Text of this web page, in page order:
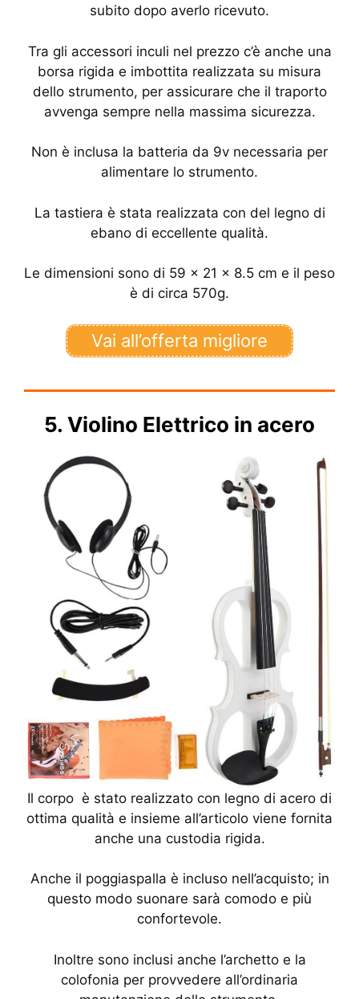
subito dopo averlo ricevuto.
Tra gli accessori inculi nel prezzo c’è anche una
borsa rigida e imbottita realizzata su misura
dello strumento, per assicurare che il traporto
avvenga sempre nella massima sicurezza.
Non è inclusa la batteria da 9v necessaria per
alimentare lo strumento.
La tastiera è stata realizzata con del legno di
ebano di eccellente qualità.
Le dimensioni sono di 59 x 21 x 8.5 cm e il peso
è di circa 570g.
Vai all’offerta migliore
5. Violino Elettrico in acero
Il corpo è stato realizzato con legno di acero di
ottima qualità e insieme all’articolo viene fornita
anche una custodia rigida.
Anche il poggiaspalla è incluso nell’acquisto; in
questo modo suonare sarà comodo e più
confortevole.
Inoltre sono inclusi anche l’archetto e la
colofonia per provvedere all’ordinaria